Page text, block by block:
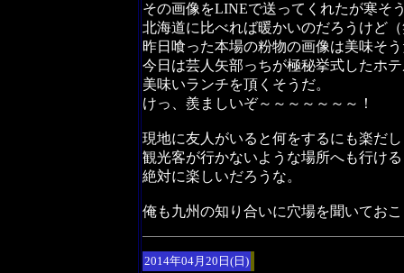
その画像をLINEで送ってくれたが寒そ
北海道に比べれば暖かいのだろうけど
昨日喰った本場の粉物の画像は美味そ
今日は芸人矢部っちが極秘挙式したホ
美味いランチを頂くそうだ。
けっ、羨ましいぞ～～～～～～～！
現地に友人がいると何をするにも楽だし
観光客が行かないような場所へも行け
絶対に楽しいだろうな。
俺も九州の知り合いに穴場を聞いてお
2014年04月20日(日)